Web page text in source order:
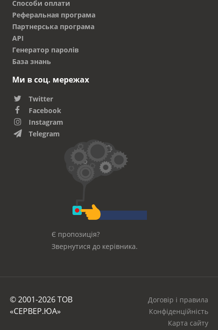
Способи оплати
Реферальная програма
Партнерська програма
API
Генератор паролів
База знань
Ми в соц. мережах
Twitter
Facebook
Instagram
Telegram
Є пропозиція?
Звернутися до керівника.
© 2001-2026 ТОВ
«СЕРВЕР.ЮА»
Договір і правила
Конфіденційність
Карта сайту